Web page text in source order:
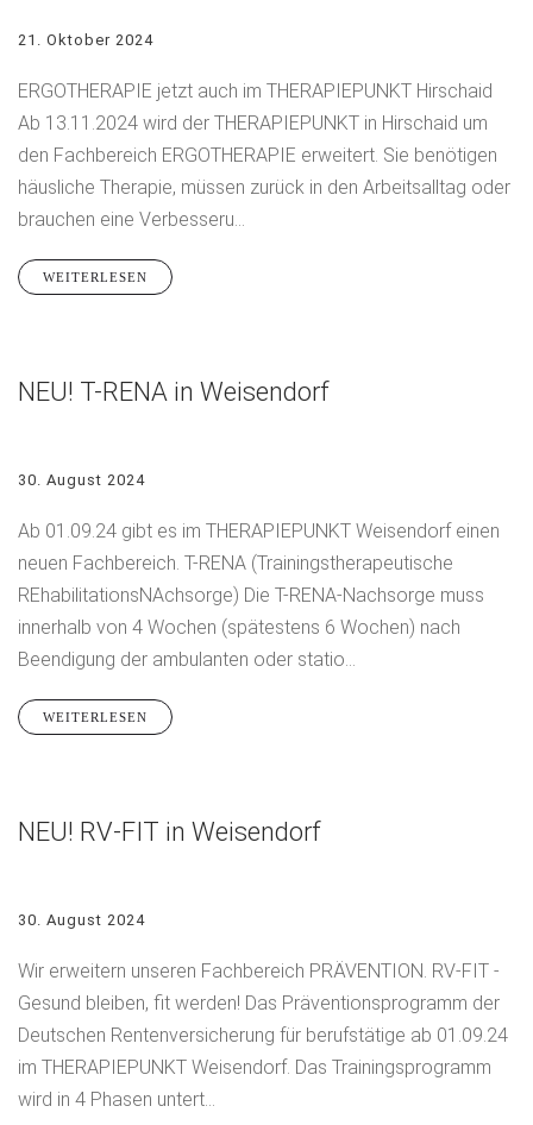
21. Oktober 2024
ERGOTHERAPIE jetzt auch im THERAPIEPUNKT Hirschaid
Ab 13.11.2024 wird der THERAPIEPUNKT in Hirschaid um
den Fachbereich ERGOTHERAPIE erweitert. Sie benötigen
häusliche Therapie, müssen zurück in den Arbeitsalltag oder
brauchen eine Verbesseru...
WEITERLESEN
NEU! T-RENA in Weisendorf
30. August 2024
Ab 01.09.24 gibt es im THERAPIEPUNKT Weisendorf einen
neuen Fachbereich. T-RENA (Trainingstherapeutische
REhabilitationsNAchsorge) Die T-RENA-Nachsorge muss
innerhalb von 4 Wochen (spätestens 6 Wochen) nach
Beendigung der ambulanten oder statio...
WEITERLESEN
NEU! RV-FIT in Weisendorf
30. August 2024
Wir erweitern unseren Fachbereich PRÄVENTION. RV-FIT -
Gesund bleiben, fit werden! Das Präventionsprogramm der
Deutschen Rentenversicherung für berufstätige ab 01.09.24
im THERAPIEPUNKT Weisendorf. Das Trainingsprogramm
wird in 4 Phasen untert...